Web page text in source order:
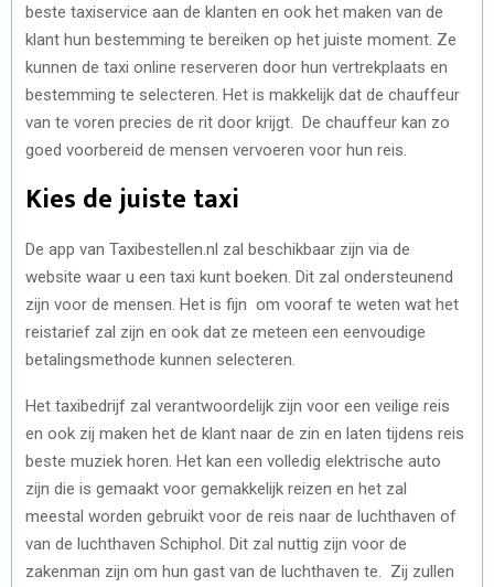
beste taxiservice aan de klanten en ook het maken van de
klant hun bestemming te bereiken op het juiste moment. Ze
kunnen de taxi online reserveren door hun vertrekplaats en
bestemming te selecteren. Het is makkelijk dat de chauffeur
van te voren precies de rit door krijgt. De chauffeur kan zo
goed voorbereid de mensen vervoeren voor hun reis.
Kies de juiste taxi
De app van Taxibestellen.nl zal beschikbaar zijn via de
website waar u een taxi kunt boeken. Dit zal ondersteunend
zijn voor de mensen. Het is fijn om vooraf te weten wat het
reistarief zal zijn en ook dat ze meteen een eenvoudige
betalingsmethode kunnen selecteren.
Het taxibedrijf zal verantwoordelijk zijn voor een veilige reis
en ook zij maken het de klant naar de zin en laten tijdens reis
beste muziek horen. Het kan een volledig elektrische auto
zijn die is gemaakt voor gemakkelijk reizen en het zal
meestal worden gebruikt voor de reis naar de luchthaven of
van de luchthaven Schiphol. Dit zal nuttig zijn voor de
zakenman zijn om hun gast van de luchthaven te. Zij zullen